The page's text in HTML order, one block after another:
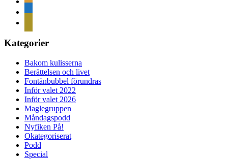
Kategorier
Bakom kulisserna
Berättelsen och livet
Fontänbubbel förundras
Inför valet 2022
Inför valet 2026
Maglegruppen
Måndagspodd
Nyfiken På!
Okategoriserat
Podd
Special